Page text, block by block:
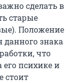
сделать в
старые
Положение
данного знака
что
его психике и
стоит